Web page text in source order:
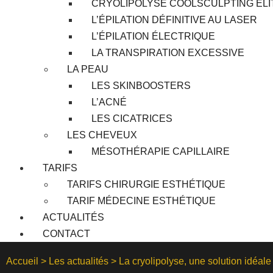
CRYOLIPOLYSE COOLSCULPTING
L’ÉPILATION DÉFINITIVE AU LASER
L’ÉPILATION ÉLECTRIQUE
LA TRANSPIRATION EXCESSIVE
LA PEAU
LES SKINBOOSTERS
L’ACNÉ
LES CICATRICES
LES CHEVEUX
MÉSOTHÉRAPIE CAPILLAIRE
TARIFS
TARIFS CHIRURGIE ESTHÉTIQUE
TARIF MÉDECINE ESTHÉTIQUE
ACTUALITÉS
CONTACT
Accueil > Les actualités > La cryolipolyse, une solution